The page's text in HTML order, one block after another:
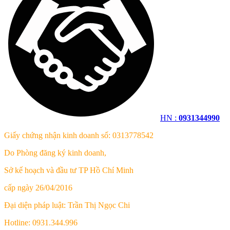
HN : 0931344990
Giấy chứng nhận kinh doanh số: 0313778542
Do Phòng đăng ký kinh doanh,
Sở kế hoạch và đầu tư TP Hồ Chí Minh
cấp ngày 26/04/2016
Đại diện pháp luật: Trần Thị Ngọc Chi
Hotline: 0931.344.996